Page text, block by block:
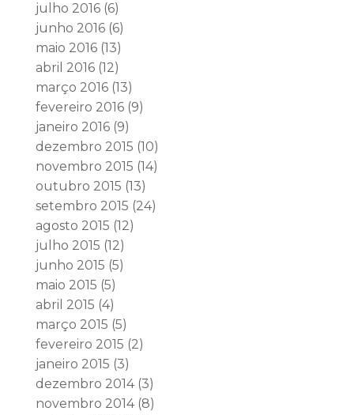
julho 2016(6)
junho 2016(6)
maio 2016(13)
abril 2016(12)
março 2016(13)
fevereiro 2016(9)
janeiro 2016(9)
dezembro 2015 (10)
novembro 2015 (14)
outubro 2015 (13)
setembro 2015 (24)
agosto 2015 (12)
julho 2015 (12)
junho 2015 (5)
maio 2015 (5)
abril 2015 (4)
março 2015 (5)
fevereiro 2015 (2)
janeiro 2015 (3)
dezembro 2014(3)
novembro 2014(8)